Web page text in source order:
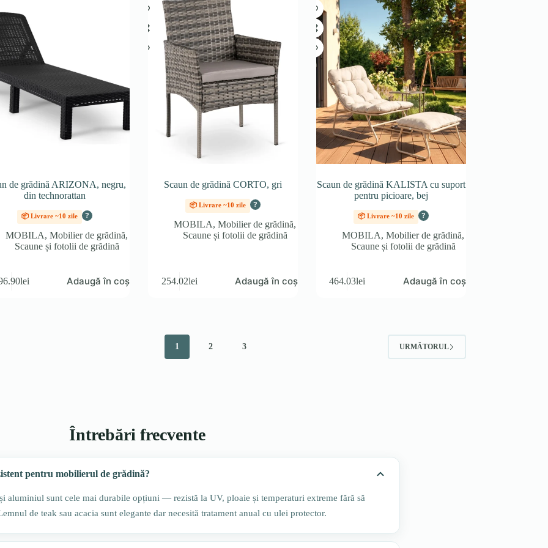
de grădină ARIZONA, negru,
din technorattan
📦 Livrare ~10 zile ?
MOBILA,Mobilier de grădină,
Scaune și fotolii de grădină
lei Adaugă în coș
Scaun de grădină CORTO, gri
📦 Livrare ~10 zile ?
MOBILA,Mobilier de grădină,
Scaune și fotolii de grădină
254.02lei Adaugă în coș
Scaun de grădină KALISTA cu suport
pentru picioare, bej
📦 Livrare ~10 zile ?
MOBILA,Mobilier de grădină,
Scaune și fotolii de grădină
464.03lei Adaugă în coș
1 2 3 URMĂTORUL
Întrebări frecvente
pentru mobilierul de grădină?
aluminiul sunt cele mai durabile opțiuni — rezistă la UV, ploaie și temperaturi extreme fără să
de teak sau acacia sunt elegante dar necesită tratament anual cu ulei protector.